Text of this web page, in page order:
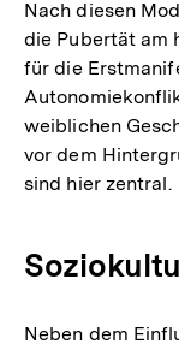
Nach diesen
die Pubertät am
für die
weiblichen
vor dem
sind hier zentral.
Neben dem